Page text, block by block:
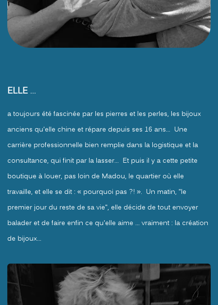
ELLE ...
a toujours été fascinée par les pierres et les perles, les bijoux
anciens qu'elle chine et répare depuis ses 16 ans... Une
carrière professionnelle bien remplie dans la logistique et la
consultance, qui finit par la lasser... Et puis il y a cette petite
boutique à louer, pas loin de Madou, le quartier où elle
travaille, et elle se dit : « pourquoi pas ?! ». Un matin, "le
premier jour du reste de sa vie", elle décide de tout envoyer
balader et de faire enfin ce qu'elle aime ... vraiment : la création
de bijoux...